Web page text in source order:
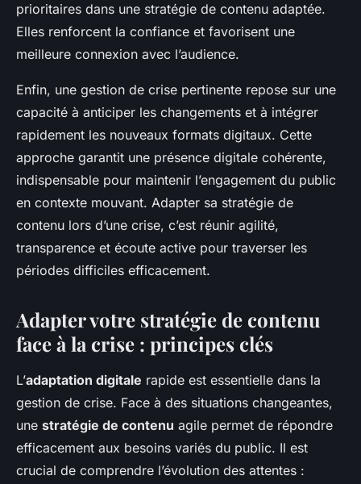
prioritaires dans une stratégie de contenu adaptée.
Elles renforcent la confiance et favorisent une
meilleure connexion avec l’audience.
Enfin, une gestion de crise pertinente repose sur une
capacité à anticiper les changements et à intégrer
rapidement les nouveaux formats digitaux. Cette
approche garantit une présence digitale cohérente,
indispensable pour maintenir l’engagement du public
en contexte mouvant. Adapter sa stratégie de
contenu lors d’une crise, c’est réunir agilité,
transparence et écoute active pour traverser les
périodes difficiles efficacement.
Adapter votre stratégie de contenu
face à la crise : principes clés
L’adaptation digitale rapide est essentielle dans la
gestion de crise. Face à des situations changeantes,
une stratégie de contenu agile permet de répondre
efficacement aux besoins variés du public. Il est
crucial de comprendre l’évolution des attentes :